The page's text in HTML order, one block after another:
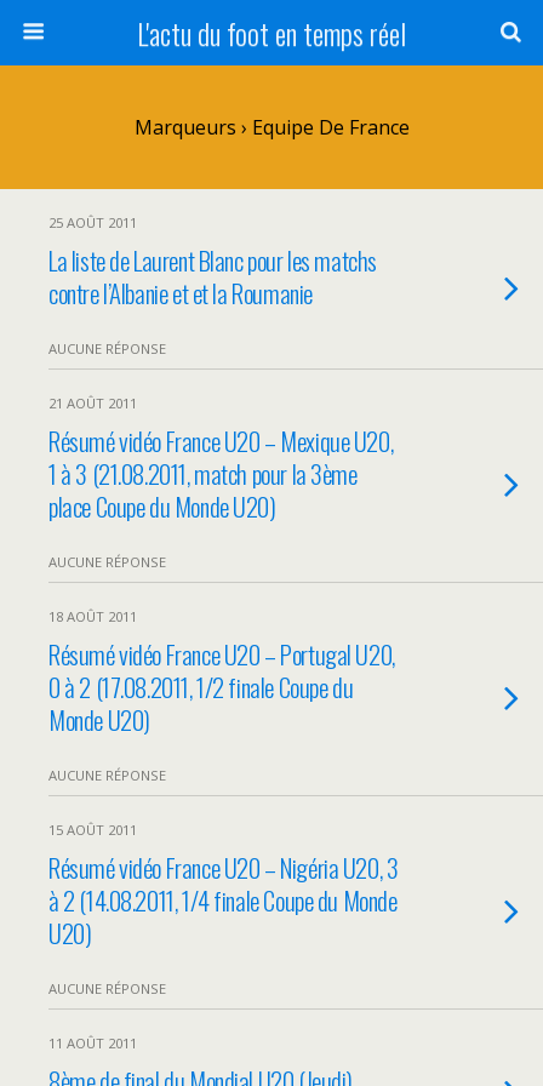
L'actu du foot en temps réel
Marqueurs › Equipe De France
25 AOÛT 2011
La liste de Laurent Blanc pour les matchs
contre l’Albanie et et la Roumanie
AUCUNE RÉPONSE
21 AOÛT 2011
Résumé vidéo France U20 – Mexique U20,
1 à 3 (21.08.2011, match pour la 3ème
place Coupe du Monde U20)
AUCUNE RÉPONSE
18 AOÛT 2011
Résumé vidéo France U20 – Portugal U20,
0 à 2 (17.08.2011, 1/2 finale Coupe du
Monde U20)
AUCUNE RÉPONSE
15 AOÛT 2011
Résumé vidéo France U20 – Nigéria U20, 3
à 2 (14.08.2011, 1/4 finale Coupe du Monde
U20)
AUCUNE RÉPONSE
11 AOÛT 2011